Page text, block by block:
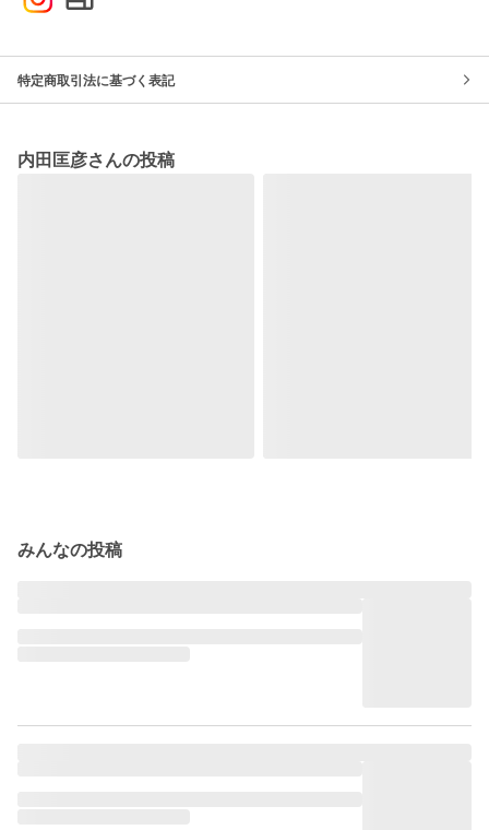
特定商取引法に基づく表記
内田匡彦さんの投稿
みんなの投稿